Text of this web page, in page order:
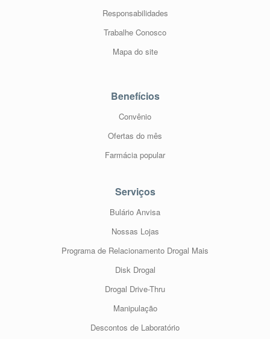
Responsabilidades
Trabalhe Conosco
Mapa do site
Benefícios
Convênio
Ofertas do mês
Farmácia popular
Serviços
Bulário Anvisa
Nossas Lojas
Programa de Relacionamento Drogal Mais
Disk Drogal
Drogal Drive-Thru
Manipulação
Descontos de Laboratório